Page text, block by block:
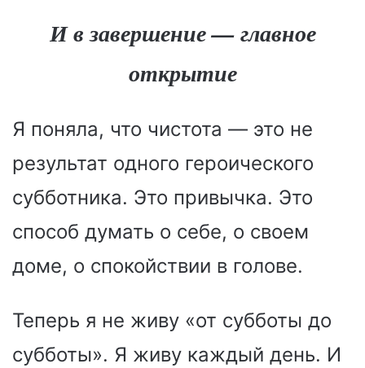
И в завершение — главное
открытие
Я поняла, что чистота — это не
результат одного героического
субботника. Это привычка. Это
способ думать о себе, о своем
доме, о спокойствии в голове.
Теперь я не живу «от субботы до
субботы». Я живу каждый день. И